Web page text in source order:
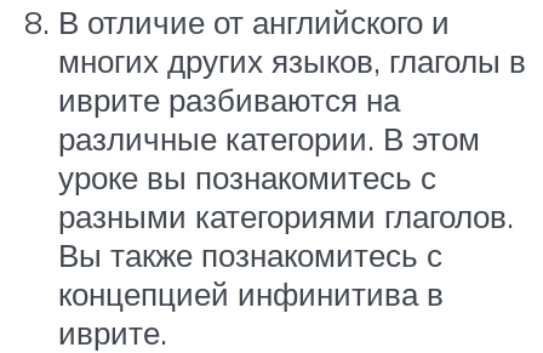
В отличие от английского и
многих других языков, глаголы в
иврите разбиваются на
различные категории. В этом
уроке вы познакомитесь с
разными категориями глаголов.
Вы также познакомитесь с
концепцией инфинитива в
иврите.